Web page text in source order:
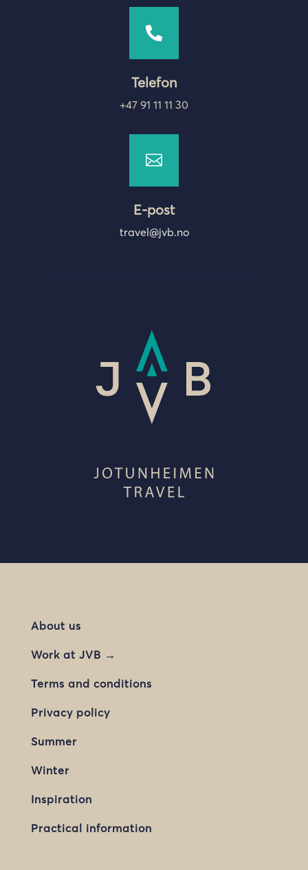

Telefon
+47 91 11 11 30

E-post
travel@jvb.no
About us
Work at JVB →
Terms and conditions
Privacy policy
Summer
Winter
Inspiration
Practical information